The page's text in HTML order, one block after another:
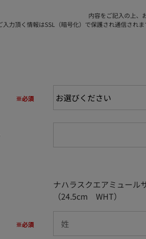
内容をご記入の上、
入力頂く情報はSSL（暗号化）で保護され通信され
ナハラスクエアミュール
（24.5cm WHT）